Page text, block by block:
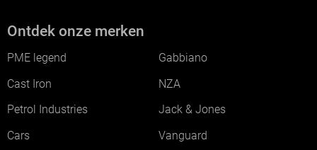
Ontdek onze merken
PME legend
Gabbiano
Cast Iron
NZA
Petrol Industries
Jack & Jones
Cars
Vanguard